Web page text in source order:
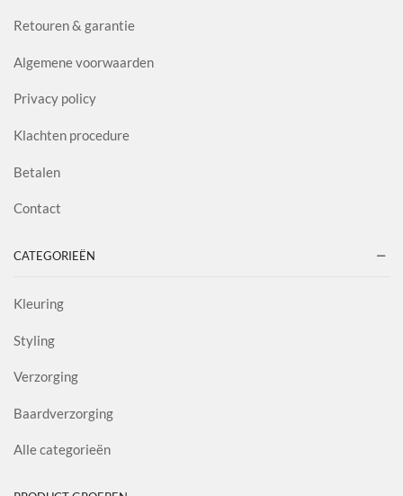
Retouren & garantie
Algemene voorwaarden
Privacy policy
Klachten procedure
Betalen
Contact
CATEGORIEËN
Kleuring
Styling
Verzorging
Baardverzorging
Alle categorieën